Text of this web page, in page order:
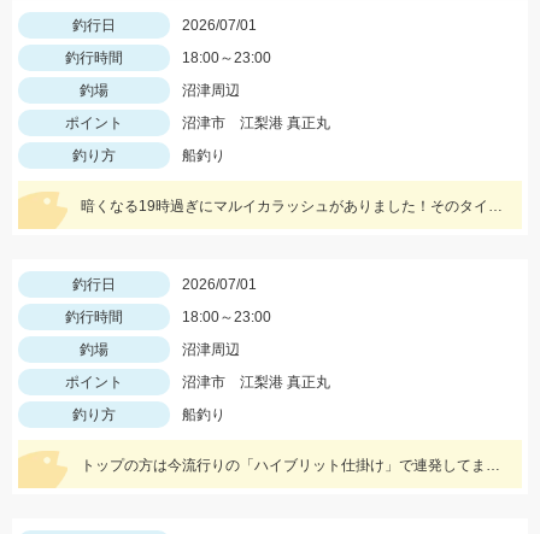
釣行日
2026/07/01
釣行時間
18:00～23:00
釣場
沼津周辺
ポイント
沼津市 江梨港 真正丸
釣り方
船釣り
暗くなる19時過ぎにマルイカラッシュがありました！そのタイミングで20杯近く釣ることができましたが後半はイカメタルのメタルスッテに反応が集中しました。
釣行日
2026/07/01
釣行時間
18:00～23:00
釣場
沼津周辺
ポイント
沼津市 江梨港 真正丸
釣り方
船釣り
トップの方は今流行りの「ハイブリット仕掛け」で連発してました！様々な仕掛けで楽しめる時期ですのでぜひ皆様もチャレンジしてみて下さい！